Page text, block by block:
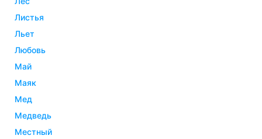
листья
льет
любовь
май
маяк
мед
медведь
местный